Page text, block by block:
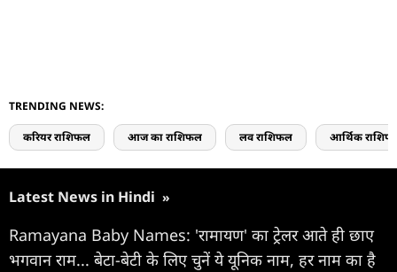
TRENDING NEWS:
करियर राशिफल आज का राशिफल लव राशिफल आर्थिक
Latest News in Hindi »
Ramayana Baby Names: 'रामायण' का ट्रेलर आते ही छाए
भगवान राम... बेटा-बेटी के लिए चुनें ये यूनिक नाम, हर नाम का है